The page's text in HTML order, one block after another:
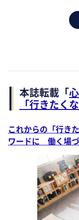
本誌転載「
「行きたく
これからの「行き
ワードに 働く場